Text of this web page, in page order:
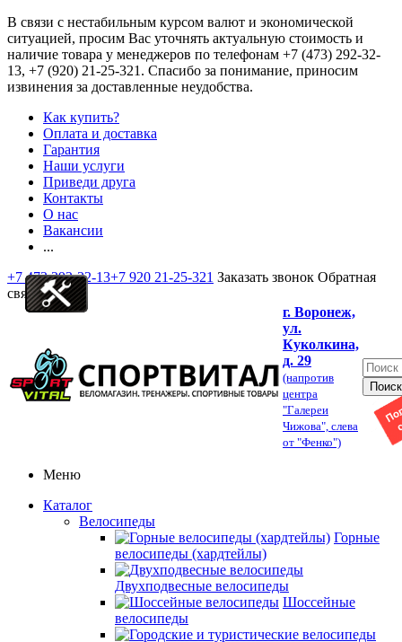
В связи с нестабильным курсом валют и экономической
ситуацией, просим Вас уточнять актуальную стоимость и
наличие товара у менеджеров по телефонам +7 (473) 292-32-
13, +7 (920) 21-25-321 . Спасибо за понимание, приносим
извинения за доставленные неудобства.
Как купить?
Оплата и доставка
Гарантия
Наши услуги
Приведи друга
Контакты
О нас
Вакансии
...
+7 473 292-32-13+7 920 21-25-321 Заказать звонок Обратная
связь
г. Воронеж,
ул.
Куколкина,
д. 29
(напротив
центра
"Галереи
Чижова", слева
от "Фенко")
Меню
Каталог
Велосипеды
Горные
велосипеды (хардтейлы)
Двухподвесные велосипеды
Шоссейные
велосипеды